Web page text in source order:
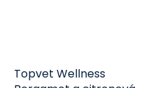
Topvet Wellness